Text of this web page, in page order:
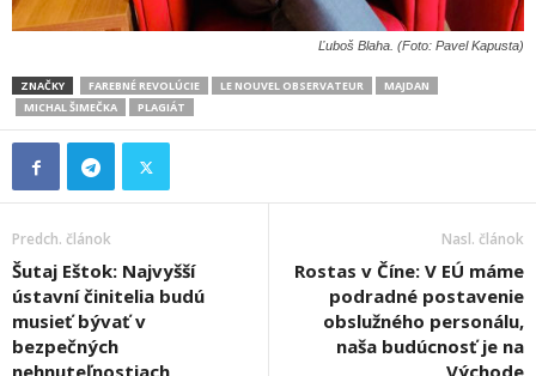
Ľuboš Blaha. (Foto: Pavel Kapusta)
ZNAČKY FAREBNÉ REVOLÚCIE LE NOUVEL OBSERVATEUR
MAJDAN
MICHAL ŠIMEČKA
PLAGIÁT
Predch. článok
Šutaj Eštok: Najvyšší
ústavní činitelia budú
musieť bývať v
bezpečných
Nasl. článok
Rostas v Číne: V EÚ máme
podradné postavenie
obslužného personálu,
naša budúcnosť je na